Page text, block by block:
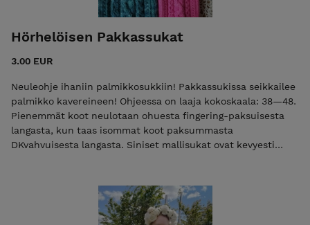
Hörhelöisen Pakkassukat
3.00 EUR
Neuleohje ihaniin palmikkosukkiin! Pakkassukissa seikkailee
palmikko kavereineen! Ohjeessa on laaja kokoskaala: 38—48.
Pienemmät koot neulotaan ohuesta fingering-paksuisesta
langasta, kun taas isommat koot paksummasta
DKvahvuisesta langasta. Siniset mallisukat ovat kevyesti
merinoa, joka on tiukkakierteistä ja sileää. Suosittelen
väriksi yksiväristä tai kevyesti kirjavaa, jotta palmikot
pääsevät oikeuksiinsa. Koot: 38-48 Lanka: koot 38-41: